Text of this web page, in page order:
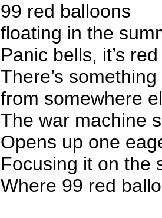
99 red balloons
floating in the
Panic bells, it’s
There’s
from somewhere
The war machine
Opens up one
Focusing it on the
Where 99 red